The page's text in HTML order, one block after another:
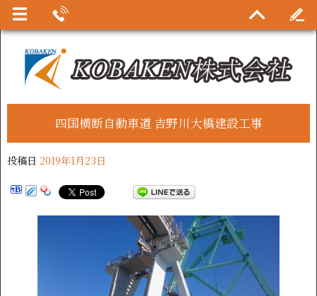
四国横断自動車道 吉野川大橋建設工事
投稿日 2019年1月23日